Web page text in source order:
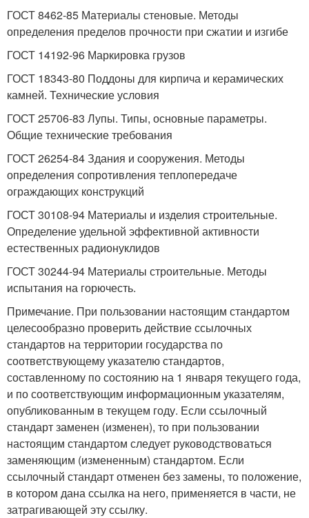
ГОСТ 8462-85 Материалы стеновые. Методы
определения пределов прочности при сжатии и изгибе
ГОСТ 14192-96 Маркировка грузов
ГОСТ 18343-80 Поддоны для кирпича и керамических
камней. Технические условия
ГОСТ 25706-83 Лупы. Типы, основные параметры.
Общие технические требования
ГОСТ 26254-84 Здания и сооружения. Методы
определения сопротивления теплопередаче
ограждающих конструкций
ГОСТ 30108-94 Материалы и изделия строительные.
Определение удельной эффективной активности
естественных радионуклидов
ГОСТ 30244-94 Материалы строительные. Методы
испытания на горючесть.
Примечание. При пользовании настоящим стандартом
целесообразно проверить действие ссылочных
стандартов на территории государства по
соответствующему указателю стандартов,
составленному по состоянию на 1 января текущего года,
и по соответствующим информационным указателям,
опубликованным в текущем году. Если ссылочный
стандарт заменен (изменен), то при пользовании
настоящим стандартом следует руководствоваться
заменяющим (измененным) стандартом. Если
ссылочный стандарт отменен без замены, то положение,
в котором дана ссылка на него, применяется в части, не
затрагивающей эту ссылку.